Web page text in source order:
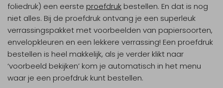
foliedruk) een eerste proefdruk bestellen. En dat is nog
niet alles. Bij de proefdruk ontvang je een superleuk
verrassingspakket met voorbeelden van papiersoorten,
envelopkleuren en een lekkere verrassing! Een proefdruk
bestellen is heel makkelijk, als je verder klikt naar
‘voorbeeld bekijken’ kom je automatisch in het menu
waar je een proefdruk kunt bestellen.